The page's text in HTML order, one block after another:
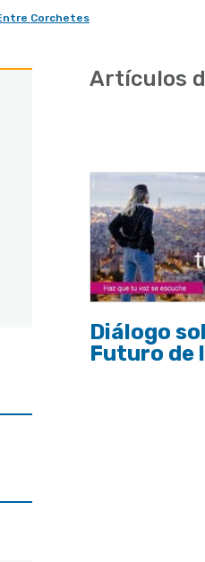
Corchetes
Artículos
Diálogo
Futuro de